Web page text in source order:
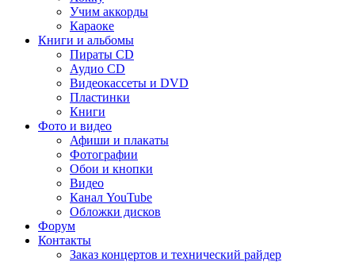
Учим аккорды
Караоке
Книги и альбомы
Пираты CD
Аудио CD
Видеокассеты и DVD
Пластинки
Книги
Фото и видео
Афиши и плакаты
Фотографии
Обои и кнопки
Видео
Канал YouTube
Обложки дисков
Форум
Контакты
Заказ концертов и технический райдер